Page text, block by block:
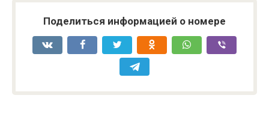
Поделиться информацией о номере